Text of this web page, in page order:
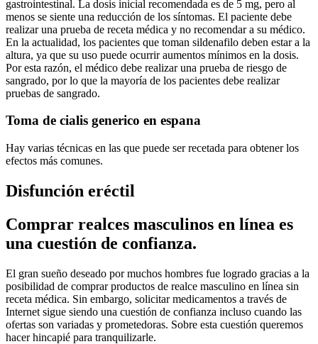
gastrointestinal. La dosis inicial recomendada es de 5 mg, pero al
menos se siente una reducción de los síntomas. El paciente debe
realizar una prueba de receta médica y no recomendar a su médico.
En la actualidad, los pacientes que toman sildenafilo deben estar a la
altura, ya que su uso puede ocurrir aumentos mínimos en la dosis.
Por esta razón, el médico debe realizar una prueba de riesgo de
sangrado, por lo que la mayoría de los pacientes debe realizar
pruebas de sangrado.
Toma de cialis generico en espana
Hay varias técnicas en las que puede ser recetada para obtener los
efectos más comunes.
Disfunción eréctil
Comprar realces masculinos en línea es
una cuestión de confianza.
El gran sueño deseado por muchos hombres fue logrado gracias a la
posibilidad de comprar productos de realce masculino en línea sin
receta médica. Sin embargo, solicitar medicamentos a través de
Internet sigue siendo una cuestión de confianza incluso cuando las
ofertas son variadas y prometedoras. Sobre esta cuestión queremos
hacer hincapié para tranquilizarle.